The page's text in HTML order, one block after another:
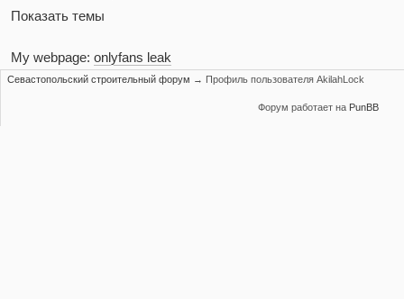
Показать темы
My webpage: onlyfans leak
Севастопольский строительный форум → Профиль пользователя AkilahLock
Форум работает на PunBB